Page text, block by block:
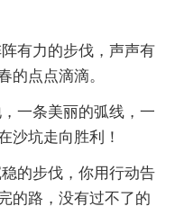
有力的步伐，声声有
的点点滴滴。
一条美丽的弧线，一
沙坑走向胜利！
的步伐，你用行动告
的路，没有过不了的